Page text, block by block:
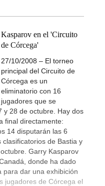
Kasparov en el 'Circuito
de Córcega'
27/10/2008 – El torneo
principal del Circuito de
Córcega es un
eliminatorio con 16
jugadores que se
y 28 de octubre. Hay dos
final directamente:
14 disputarán las 6
de Bastia y
Garry Kasparov
donde ha dado
para dar una exhibición
jugadores de Córcega el